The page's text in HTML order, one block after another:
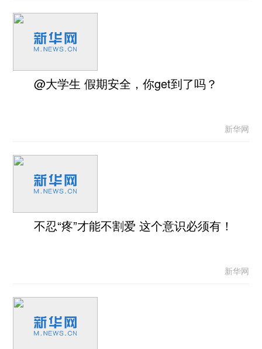
@大学生 假期安全，你get到了吗？
新华网
不忍“疼”才能不割爱 这个意识必须有！
新华网